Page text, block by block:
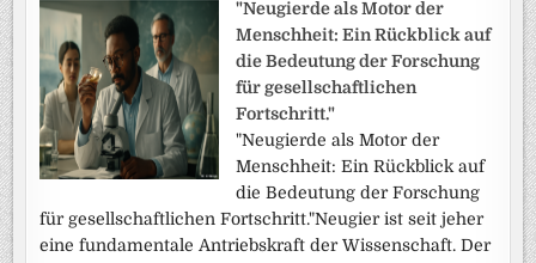
"Neugierde als Motor der
Menschheit: Ein Rückblick auf
die Bedeutung der Forschung
für gesellschaftlichen
Fortschritt."
"Neugierde als Motor der
Menschheit: Ein Rückblick auf
die Bedeutung der Forschung
für gesellschaftlichen Fortschritt."Neugier ist seit jeher
eine fundamentale Antriebskraft der Wissenschaft. Der